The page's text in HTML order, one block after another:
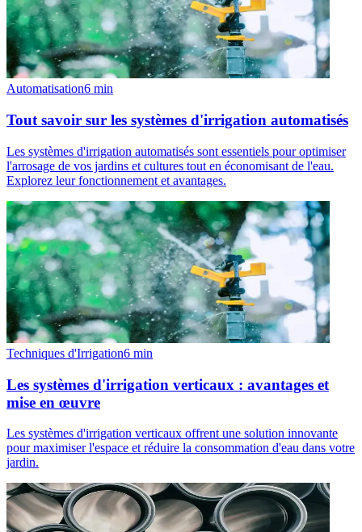
Automatisation6 min
Tout savoir sur les systèmes d'irrigation automatisés
Les systèmes d'irrigation automatisés sont essentiels pour optimiser
l'arrosage de vos jardins et cultures tout en économisant de l'eau.
Explorez leur fonctionnement et avantages.
Techniques d'Irrigation6 min
Les systèmes d'irrigation verticaux : avantages et
mise en œuvre
Les systèmes d'irrigation verticaux offrent une solution innovante
pour maximiser l'espace et réduire la consommation d'eau dans votre
jardin.